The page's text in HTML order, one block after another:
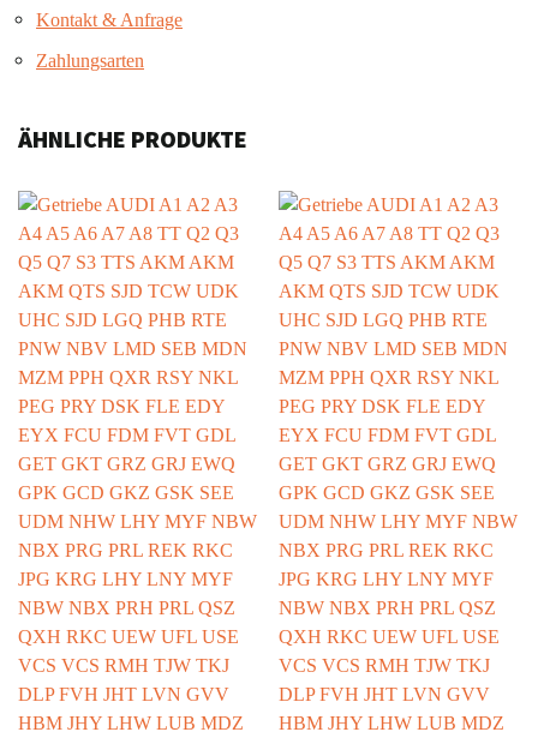
Kontakt & Anfrage
Zahlungsarten
ÄHNLICHE PRODUKTE